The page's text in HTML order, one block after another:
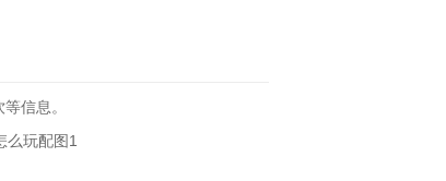
信息。